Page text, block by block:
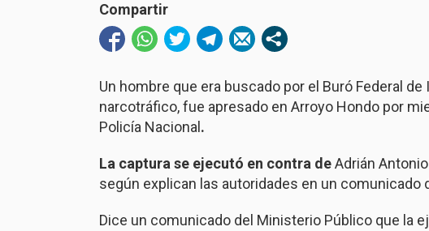
Compartir
Un hombre que era buscado por el Buró Federal
narcotráfico, fue apresado en Arroyo Hondo por
Policía Nacional .
La captura se ejecutó en contra deAdrián
según explican las autoridades en un comunicado
Dice un comunicado del Ministerio Público que la